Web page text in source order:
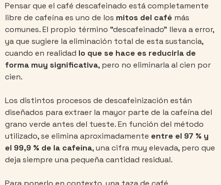
Pensar que el café descafeinado está completamente
libre de cafeína es uno de los mitos del café más
comunes. El propio término “descafeinado” lleva a error,
ya que sugiere la eliminación total de esta sustancia,
cuando en realidad lo que se hace es reducirla de
forma muy significativa, pero no eliminarla al cien por
cien.
Los distintos procesos de descafeinización están
diseñados para extraer la mayor parte de la cafeína del
grano verde antes del tueste. En función del método
utilizado, se elimina aproximadamente entre el 97 % y
el 99,9 % de la cafeína, una cifra muy elevada, pero que
deja siempre una pequeña cantidad residual.